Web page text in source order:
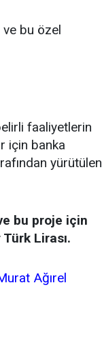
bu özel
faaliyetlerin
için banka
yürütülen
bu proje için
Lirası.
Ağırel